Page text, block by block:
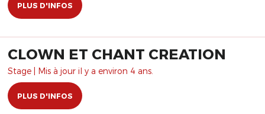
PLUS D'INFOS
CLOWN ET CHANT CREATION
Stage | Mis à jour il y a environ 4 ans.
PLUS D'INFOS